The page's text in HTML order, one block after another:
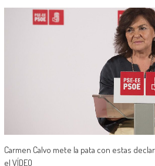
Carmen Calvo mete la pata con estas
el VÍDEO